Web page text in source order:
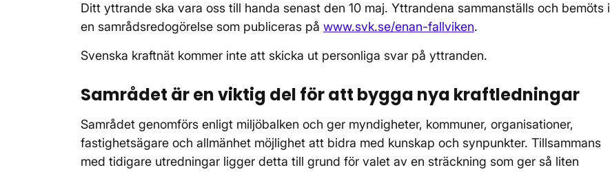
Ditt yttrande ska vara oss till handa senast den 10 maj. Yttrandena sammanställs och bemöts i
en samrådsredogörelse som publiceras på www.svk.se/enan-fallviken.
Svenska kraftnät kommer inte att skicka ut personliga svar på yttranden.
Samrådet är en viktig del för att bygga nya kraftledningar
Samrådet genomförs enligt miljöbalken och ger myndigheter, kommuner, organisationer,
fastighetsägare och allmänhet möjlighet att bidra med kunskap och synpunkter. Tillsammans
med tidigare utredningar ligger detta till grund för valet av en sträckning som ger så liten